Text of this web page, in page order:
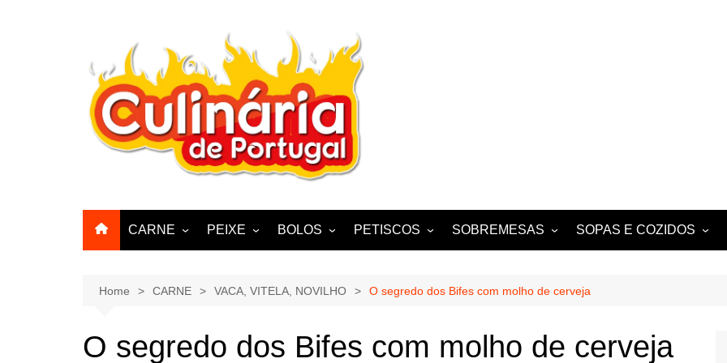
CARNE
FRANGO, PERÚ, PATO
PEIXE
POLVO, LULAS, CHOCO
BOLOS
BISCOITOS
PASTEIS, QUEQUES E
CUPCAKES
PETISCOS
SALADAS
SOBREMESAS
FOLHADOS
TARTES E TORTAS
DOCES
SOPAS E COZIDOS
ENSOPADOS
GUISADOS
Home CARNE VACA, VITELA, NOVILHO O segredo dos Bifes com molho de cerveja
O segredo dos Bifes com molho de cerveja